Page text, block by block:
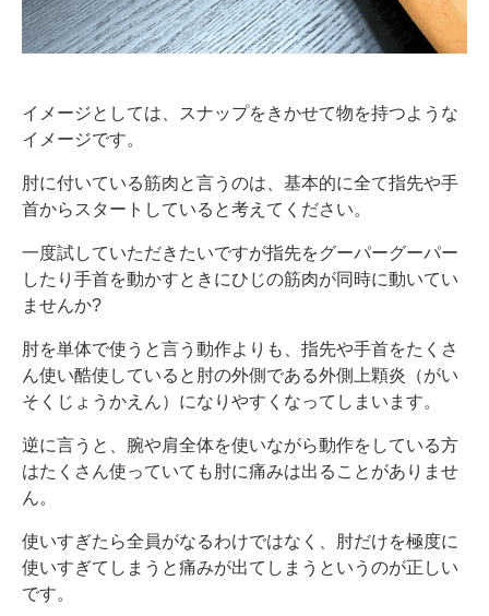
イメージとしては、スナップをきかせて物を持つような
イメージです。
肘に付いている筋肉と言うのは、基本的に全て指先や手
首からスタートしていると考えてください。
一度試していただきたいですが指先をグーパーグーパー
したり手首を動かすときにひじの筋肉が同時に動いてい
ませんか?
肘を単体で使うと言う動作よりも、指先や手首をたくさ
ん使い酷使していると肘の外側である外側上顆炎（がい
そくじょうかえん）になりやすくなってしまいます。
逆に言うと、腕や肩全体を使いながら動作をしている方
はたくさん使っていても肘に痛みは出ることがありませ
ん。
使いすぎたら全員がなるわけではなく、肘だけを極度に
使いすぎてしまうと痛みが出てしまうというのが正しい
です。